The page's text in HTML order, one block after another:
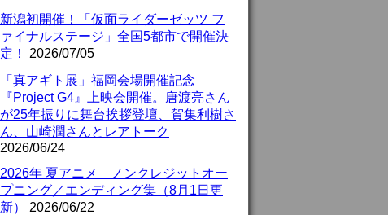
新潟初開催！「仮面ライダーゼッツ フ
ァイナルステージ」全国5都市で開催決
定！
2026/07/05
「真アギト展」福岡会場開催記念
『Project G4』上映会開催。唐渡亮さん
が25年振りに舞台挨拶登壇、賀集利樹さ
ん、山崎潤さんとレアトーク
2026/06/24
2026年 夏アニメ ノンクレジットオー
プニング／エンディング集（8月1日更
新）
2026/06/22